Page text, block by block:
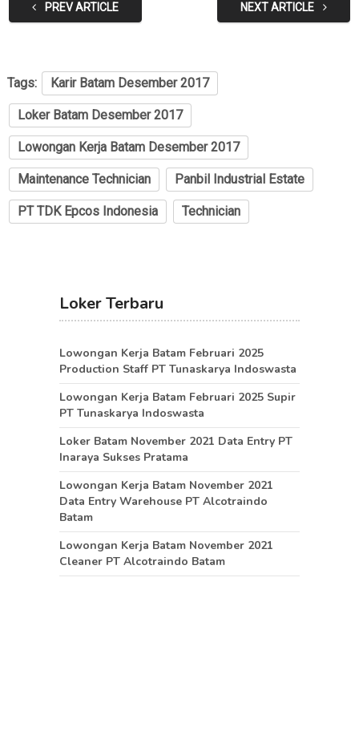
PREV ARTICLE NEXT ARTICLE
Tags: Karir Batam Desember 2017
Loker Batam Desember 2017
Lowongan Kerja Batam Desember 2017
Maintenance Technician Panbil Industrial Estate
PT TDK Epcos Indonesia Technician
Loker Terbaru
Lowongan Kerja Batam Februari 2025
Production Staff PT Tunaskarya Indoswasta
Lowongan Kerja Batam Februari 2025 Supir
PT Tunaskarya Indoswasta
Loker Batam November 2021 Data Entry PT
Inaraya Sukses Pratama
Lowongan Kerja Batam November 2021
Data Entry Warehouse PT Alcotraindo
Batam
Lowongan Kerja Batam November 2021
Cleaner PT Alcotraindo Batam